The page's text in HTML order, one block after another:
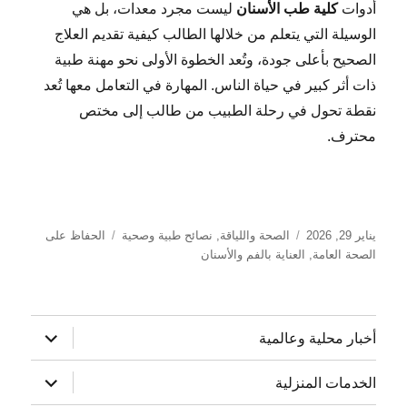
أدواتكلية طب الأسنان ليست مجرد معدات، بل هي
الوسيلة التي يتعلم من خلالها الطالب كيفية تقديم العلاج
الصحيح بأعلى جودة، وتُعد الخطوة الأولى نحو مهنة طبية
ذات أثر كبير في حياة الناس. المهارة في التعامل معها تُعد
نقطة تحول في رحلة الطبيب من طالب إلى مختص
محترف.
نُشرت
في
يناير 29, 2026 التصنيفات
الصحة واللياقة, نصائح طبية وصحية الوسوم
الحفاظ على
الصحة العامة, العناية بالفم والأسنان
أخبار محلية وعالمية
توسيع
القائمة
الفرعية
الخدمات المنزلية
توسيع
القائمة